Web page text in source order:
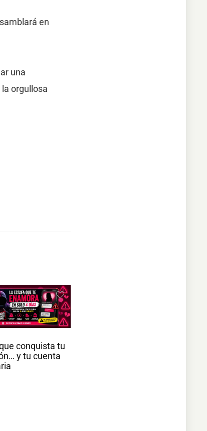
en
una
orgullosa
conquista tu
y tu cuenta